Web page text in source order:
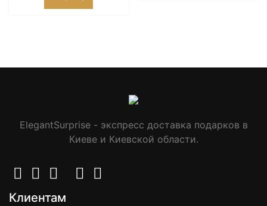
ElegantSurprise - экспресс доставка подарков в
Киеве и Киевской области.
Клиентам